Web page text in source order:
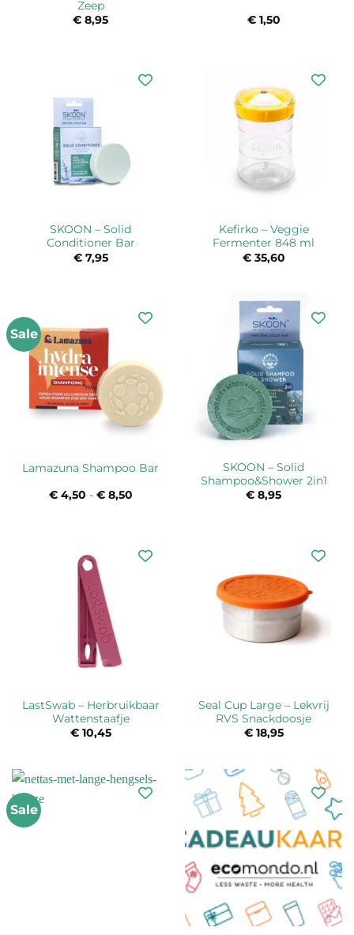
Zeep
€ 8,95 €1,50
SKOON – Solid
Conditioner Bar
€7,95
Kefirko – Veggie
Fermenter 848 ml
€35,60
Sale
Lamazuna Shampoo Bar
€4,50 - €8,50
SKOON – Solid
Shampoo&Shower 2in1
€ 8,95
LastSwab – Herbruikbaar
Wattenstaafje
€10,45
Seal Cup Large – Lekvrij
RVS Snackdoosje
€18,95
Sale